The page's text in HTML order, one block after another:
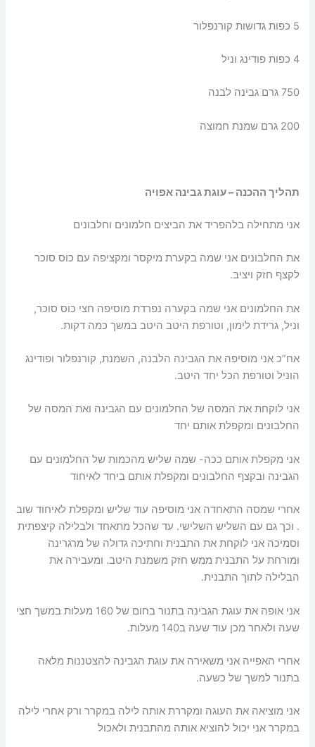
5 כפות גדושות קורנפלור
4 כפות פודינג וניל
750 גרם גבינה לבנה
200 גרם שמנת חמוצה
תהליך ההכנה – עוגת גבינה אפויה
אני מתחילה בלהפריד את הביצים חלמונים וחלבונים
את החלבונים אני שמה בקערת מיקסר ומקציפה עם כוס סוכר
לקצף חזק ויציב.
את החלמונים אני שמה בקערה נפרדת מוסיפה חצי כוס סוכר,
וניל, גרידת לימון, וטורפת היטב היטב במשך כמה דקות.
אח”כ אני מוסיפה את הגבינה הלבנה, השמנת, קורנפלור ופודינג
הוניל וטורפת הכל יחד היטב.
אני לוקחת את המסה של החלמונים עם הגבינה ואת המסה של
החלבונים ומקפלת אותם יחד
אני מקפלת אותם ככה- שמה שליש מהכמות של החלמונים עם
הגבינה ובקצף החלבונים ומקפלת אותם ביחד לאיחוד
אחרי שמסה התאחדה אני מוסיפה עוד שליש ומקפלת לאיחוד שוב
. וכך גם עם השליש השלישי. עד שהכל מתאחד ולבלילה קיצפתית
וסמיכה אני לוקחת את התבנית וחתיכה גדולה של מרגרינה
ומורחת על התבנית ממש חזק משמנת היטב. ומעבירה את
הבלילה לתוך התבנית.
אני אופה את עוגת הגבינה בתנור בחום של 160 מעלות במשך חצי
שעה ולאחר מכן עוד שעה ב140 מעלות.
אחרי האפייה אני משאירה את עוגת הגבינה להצטננות מלאה
בתנור למשך של כשעה.
אני מוציאה את העוגה ומקררת אותה לילה במקרר ורק אחרי לילה
במקרר אני יכול להוציא אותה מהתבנית ולאכול